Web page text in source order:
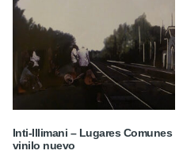
Inti-Illimani – Lugares Comunes
vinilo nuevo